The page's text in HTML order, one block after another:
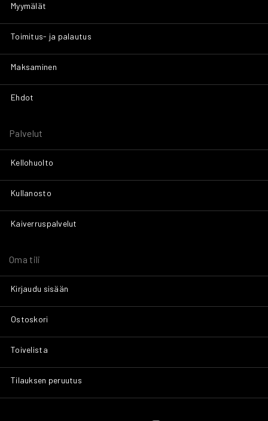
Myymälät
Toimitus- ja palautus
Maksaminen
Ehdot
Palvelut
Kellohuolto
Kullanosto
Kaiverruspalvelut
Oma tili
Kirjaudu sisään
Ostoskori
Toivelista
Tilauksen peruutus